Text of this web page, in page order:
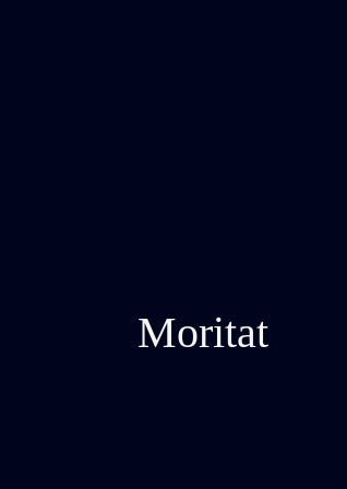
Moritat